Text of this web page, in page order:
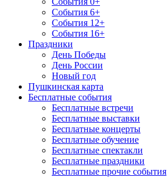
События 6+
События 12+
События 16+
Праздники
День Победы
День России
Новый год
Пушкинская карта
Бесплатные события
Бесплатные встречи
Бесплатные выставки
Бесплатные концерты
Бесплатные обучение
Бесплатные спектакли
Бесплатные праздники
Бесплатные прочие события